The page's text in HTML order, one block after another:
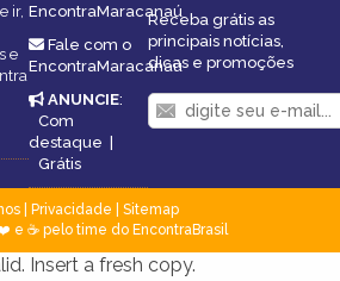
ir,
e
EncontraMaracanaú
Fale com o
EncontraMaracanaú
ANUNCIE:
Com
destaque |
Grátis
Receba grátis as
principais notícias,
dicas e promoções
| Privacidade
Sitemap
e ☕ pelo time do EncontraBrasil
Insert a fresh copy.